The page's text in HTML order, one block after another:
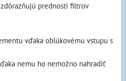
prednosti filtrov
vďaka oblúkovému vstupu s
nemu ho nemožno nahradiť